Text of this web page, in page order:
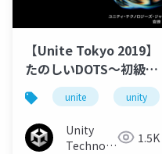
【Unite Tokyo 2019】
たのしいDOTS〜初級か
ら上級まで〜
unite unity
Unity
Technologies 1.5K